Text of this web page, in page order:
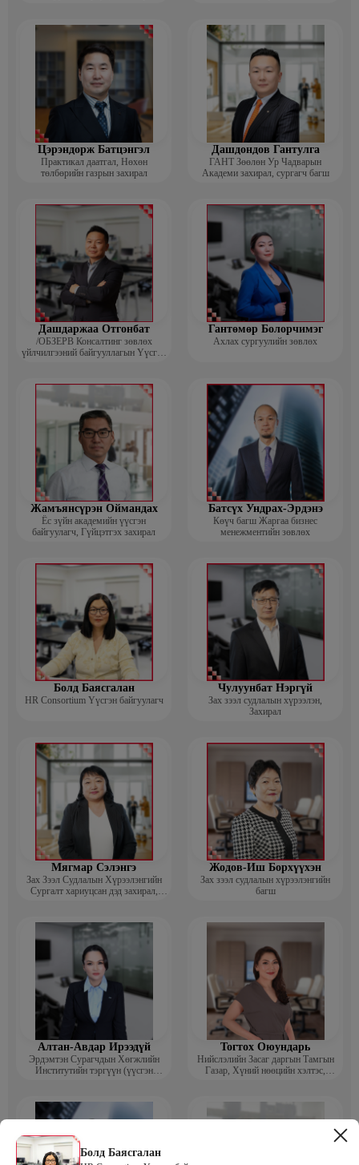
Болд Баясгалан
Цэрэндорж Батцэнгэл
Практикал даатгал, Нөхөн
төлбөрийн газрын захирал
Дашдондов Гантулга
ГАНТ Зөөлөн Ур Чадварын
Академи захирал, сургагч багш
Дашдаржаа Отгонбат
/ОБЗЕРВ Консалтинг зөвлөх
үйлчилгээний байгууллагын Үүсгэн
Гантөмөр Болорчимэг
Ахлах сургуулийн зөвлөх
Жамъянсүрэн Оймандах
Ёс зүйн академийн үүсгэн
байгуулагч, Гүйцэтгэх захирал
Батсүх Ундрах-Эрдэнэ
Көүч багш Жаргаа бизнес
менежментийн зөвлөх
Болд Баясгалан
HR Consortium Үүсгэн байгуулагч
Чулуунбат Нэргүй
Зах зээл судлалын хүрээлэн,
Захирал
Мягмар Сэлэнгэ
Зах Зээл Судлалын Хүрээлэнгийн
Сургалт хариуцсан дэд захирал,
Жодов-Иш Борхүүхэн
Зах зээл судлалын хүрээлэнгийн
багш
Алтан-Авдар Ирээдүй
Эрдэмтэн Сурагчдын Хөгжлийн
Институтийн тэргүүн (үүсгэн
Тогтох Оюундарь
Нийслэлийн Засаг даргын Тамгын
Газар, Хүний нөөцийн хэлтэс,